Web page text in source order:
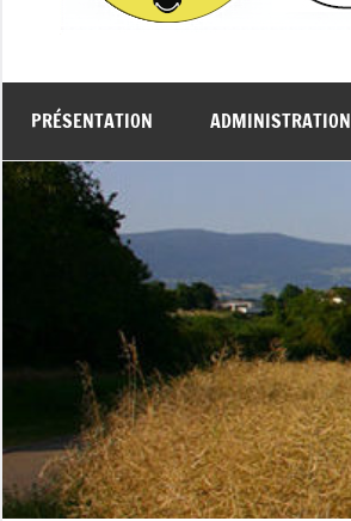
PRÉSENTATION ADMINISTRATION